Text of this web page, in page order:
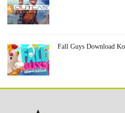
Fall Guys Download